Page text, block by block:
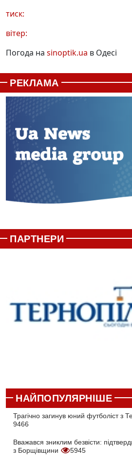
тиск:
вітер:
Погода на sinoptik.ua в Одесі
РЕКЛАМА
ПАРТНЕРИ
НАЙПОПУЛЯРНІШЕ
Трагічно загинув юний футболіст з
9466
Вважався зниклим безвісти:
з Борщівщини
5945